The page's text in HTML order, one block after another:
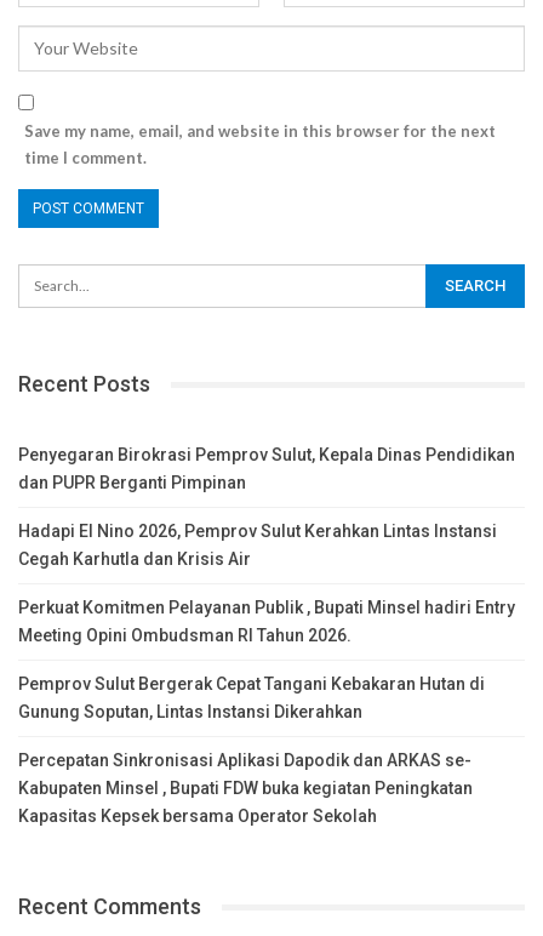
Save my name, email, and website in this browser for the next
time I comment.
Recent Posts
Penyegaran Birokrasi Pemprov Sulut, Kepala Dinas Pendidikan
dan PUPR Berganti Pimpinan
Hadapi El Nino 2026, Pemprov Sulut Kerahkan Lintas Instansi
Cegah Karhutla dan Krisis Air
Perkuat Komitmen Pelayanan Publik , Bupati Minsel hadiri Entry
Meeting Opini Ombudsman RI Tahun 2026.
Pemprov Sulut Bergerak Cepat Tangani Kebakaran Hutan di
Gunung Soputan, Lintas Instansi Dikerahkan
Percepatan Sinkronisasi Aplikasi Dapodik dan ARKAS se-
Kabupaten Minsel , Bupati FDW buka kegiatan Peningkatan
Kapasitas Kepsek bersama Operator Sekolah
Recent Comments